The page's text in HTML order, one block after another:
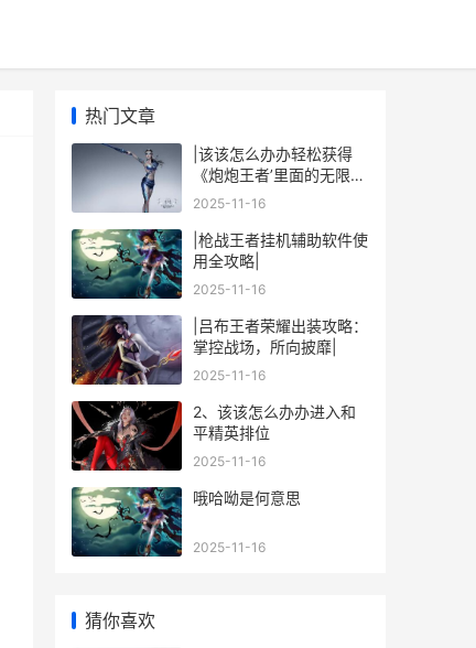
热门文章
|该该怎么办办轻松获得
《炮炮王者’里面的无限金
币和星星|
2025-11-16
|枪战王者挂机辅助软件使
用全攻略|
2025-11-16
|吕布王者荣耀出装攻略：
掌控战场，所向披靡|
2025-11-16
2、该该怎么办办进入和
平精英排位
2025-11-16
哦哈呦是何意思
2025-11-16
猜你喜欢